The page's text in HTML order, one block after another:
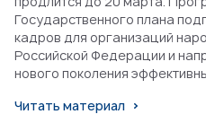
Государственного плана
кадров для организаций
Российской Федерации и
нового поколения
Читать материал